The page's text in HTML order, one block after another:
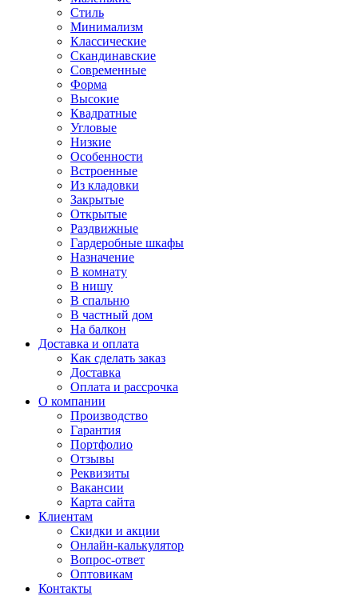
Стиль
Минимализм
Классические
Скандинавские
Современные
Форма
Высокие
Квадратные
Угловые
Низкие
Особенности
Встроенные
Из кладовки
Закрытые
Открытые
Раздвижные
Гардеробные шкафы
Назначение
В комнату
В нишу
В спальню
В частный дом
На балкон
Доставка и оплата
Как сделать заказ
Доставка
Оплата и рассрочка
О компании
Производство
Гарантия
Портфолио
Отзывы
Реквизиты
Вакансии
Карта сайта
Клиентам
Скидки и акции
Онлайн-калькулятор
Вопрос-ответ
Оптовикам
Контакты